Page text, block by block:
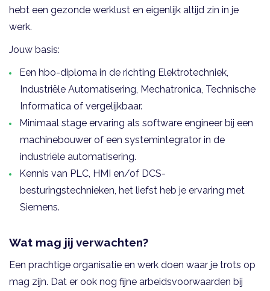
hebt een gezonde werklust en eigenlijk altijd zin in je
werk.
Jouw basis:
Een hbo-diploma in de richting Elektrotechniek,
Industriële Automatisering, Mechatronica, Technische
Informatica of vergelijkbaar.
Minimaal stage ervaring als software engineer bij een
machinebouwer of een systemintegrator in de
industriële automatisering.
Kennis van PLC, HMI en/of DCS-
besturingstechnieken, het liefst heb je ervaring met
Siemens.
Wat mag jij verwachten?
Een prachtige organisatie en werk doen waar je trots op
mag zijn. Dat er ook nog fijne arbeidsvoorwaarden bij